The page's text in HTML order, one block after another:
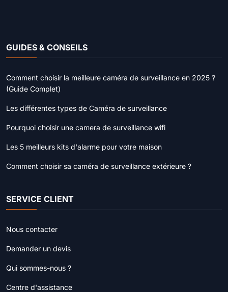
GUIDES & CONSEILS
Comment choisir la meilleure caméra de surveillance en 2025 ?
(Guide Complet)
Les différentes types de Caméra de surveillance
Pourquoi choisir une camera de surveillance wifi
Les 5 meilleurs kits d'alarme pour votre maison
Comment choisir sa caméra de surveillance extérieure ?
SERVICE CLIENT
Nous contacter
Demander un devis
Qui sommes-nous ?
Centre d'assistance